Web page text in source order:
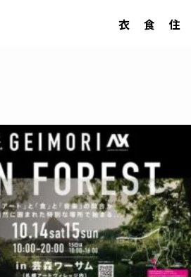
衣 食 住